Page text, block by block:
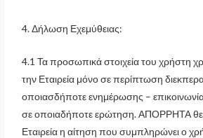
4. Δήλωση Εχεμύθειας:
4.1 Τα προσωπικά στοιχεία του χρήστη
την Εταιρεία μόνο σε περίπτωση
οποιασδήποτε ενημέρωσης –
σε οποιαδήποτε ερώτηση. ΑΠΟΡΡΗΤΑ
Εταιρεία η αίτηση που συμπληρώνει ο